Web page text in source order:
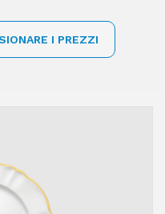
I PREZZI